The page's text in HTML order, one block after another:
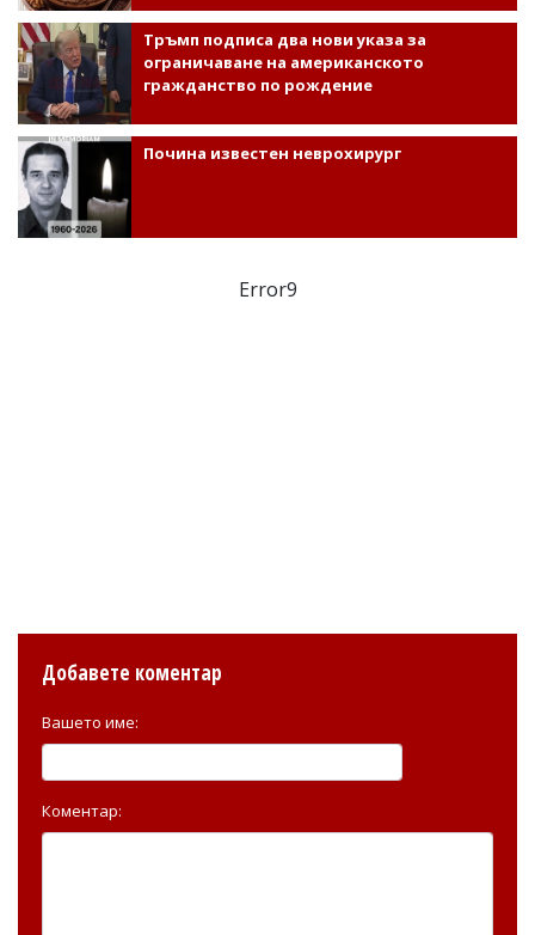
Тръмп подписа два нови указа за
ограничаване на американското
гражданство по рождение
Почина известен неврохирург
Error9
Добавете коментар
Вашето име:
Коментар: